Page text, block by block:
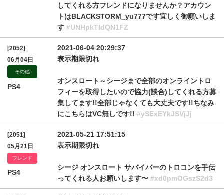
してくれる方フレンドになりませんか？アカウン
トはBLACKSTORM_yu777です宜しく御願いしま
す #UNHpkTldQN1FZ
[2052]
06月04日
その他
PS4
2021-06-04 20:29:37
表示期限切れ
オンスロート～シージまで全部のオンライントロ
フィーを取得したいので協力(談合)してくれる方募
集してます!!全部じゃなくても大丈夫です!!ちなみ
にこちらはVC無しです!! #ySExEYkJSVjJj
[2051]
05月21日
フレンド
PS4
2021-05-21 17:51:15
表示期限切れ
シージ オンスロート サバイバーのトロコンを手伝
ってくれる人お願いします〜 #xd0pmOGszS2d3